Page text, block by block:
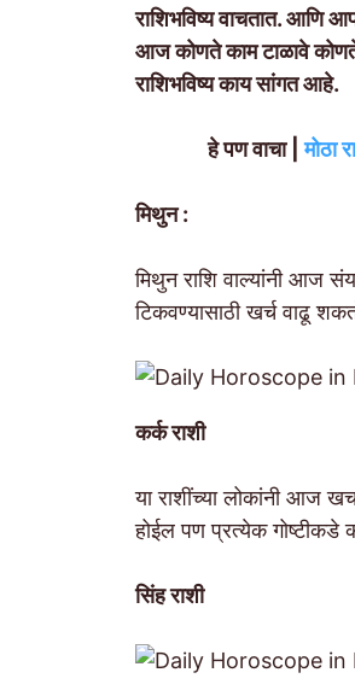
राशिभविष्य वाचतात. आणि
आज कोणते काम टाळावे कोणते
राशिभविष्य काय सांगत आहे.
हे पण वाचा |मोठा
मिथुन :
मिथुन राशि वाल्यांनी आज
टिकवण्यासाठी खर्च वाढू
कर्क राशी
या राशींच्या लोकांनी आज
होईल पण प्रत्येक गोष्टीकडे
सिंह राशी